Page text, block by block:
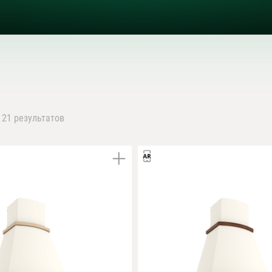
результатов